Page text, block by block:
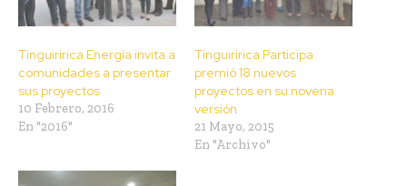
Tinguiririca Energía invita a
comunidades a presentar
sus proyectos
10 Febrero, 2016
En "2016"
Tinguiririca Participa
premió 18 nuevos
proyectos en su novena
versión
21 Mayo, 2015
En "Archivo"